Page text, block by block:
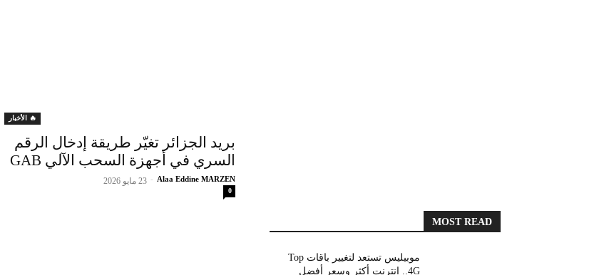
🔥 الأخبار
بريد الجزائر تغيّر طريقة إدخال الرقم
السري في أجهزة السحب الآلي GAB
Alaa Eddine MARZEN
- 23 مايو 2026
0
MOST READ
موبيليس تستعد لتغيير باقات Top
4G.. انترنت أكثر وسعر أفضل